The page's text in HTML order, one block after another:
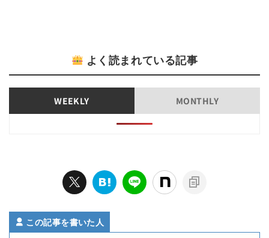
よく読まれている記事
WEEKLY MONTHLY
この記事を書いた人